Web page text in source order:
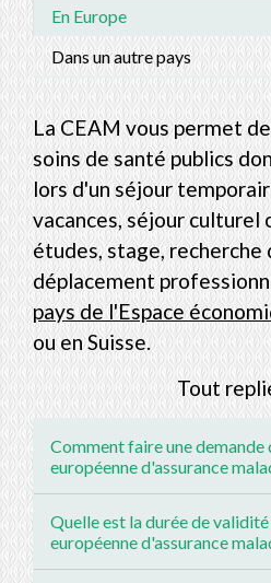
En Europe
Dans un autre pays
La CEAM vous permet
soins de santé publics
lors d'un séjour
vacances, séjour culturel
études, stage, recherche
déplacement
pays de l'Espace
ou en Suisse.
Tout
Comment faire une demande
européenne d'assurance
Quelle est la durée de
européenne d'assurance